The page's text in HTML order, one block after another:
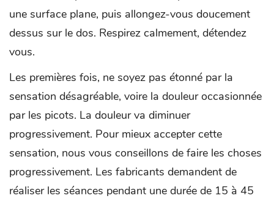
une surface plane, puis allongez-vous doucement
dessus sur le dos. Respirez calmement, détendez
vous.
Les premières fois, ne soyez pas étonné par la
sensation désagréable, voire la douleur occasionnée
par les picots. La douleur va diminuer
progressivement. Pour mieux accepter cette
sensation, nous vous conseillons de faire les choses
progressivement. Les fabricants demandent de
réaliser les séances pendant une durée de 15 à 45